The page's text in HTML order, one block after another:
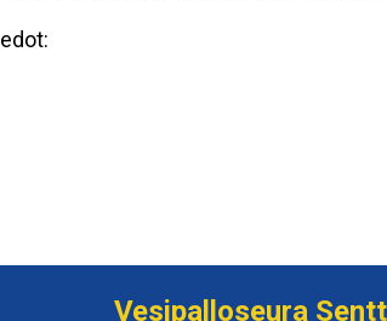
Vesipalloseura